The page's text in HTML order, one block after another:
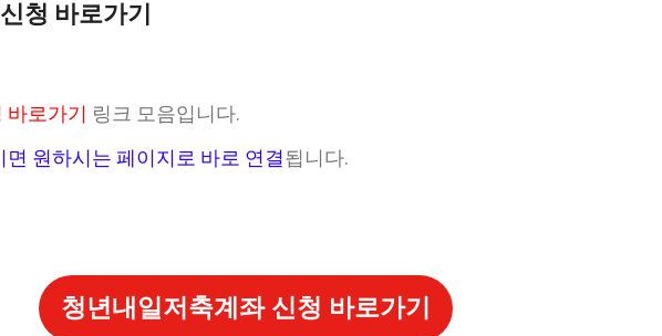
청 바로가기
바로가기 링크 모음입니다.
원하시는 페이지로 바로 연결됩니다.
청년내일저축계좌 신청 바로가기